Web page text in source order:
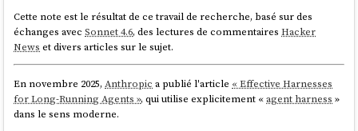
label: "without-agent-minimax-m2.7"
config:
provider_id: opencode-go
model: minimax-m2.7
apiKey: "{{env.OPENCODE_API_KEY}}"
working_dir:
./workdir1/
Cette note est le résultat de ce travail de recherche, basé sur des
échanges avecSonnet 4.6, des lectures de commentairesHacker
News et divers articles sur le sujet.
En novembre 2025,Anthropic a publié l'article « Effective Harnesses
for Long-Running Agents », qui utilise explicitement «agent harness »
dans le sens moderne.